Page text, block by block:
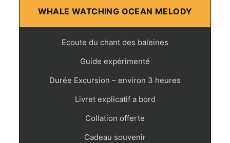
WHALE WATCHING OCEAN MELODY
Ecoute du chant des baleines
Guide expérimenté
Durée Excursion – environ 3 heures
Livret explicatif a bord
Collation offerte
Cadeau souvenir